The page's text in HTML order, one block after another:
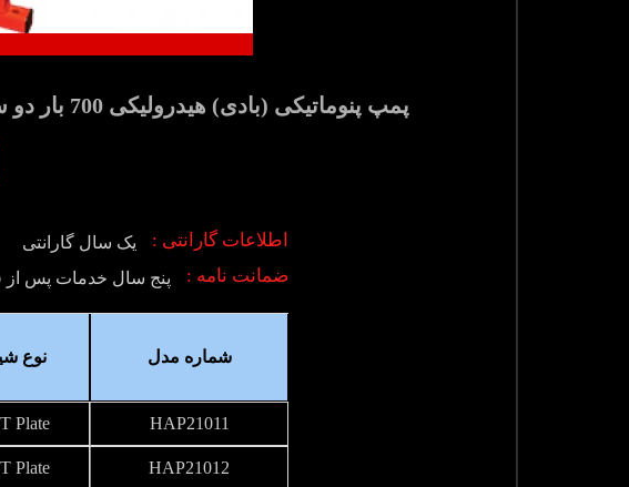
پمپ پنوماتیکی (بادی) هیدرولیکی 700 بار دو سرعته با شیر تنظیم فشار مدل HAP-Range ساخت هایفورس انگلستان
اطلاعات گارانتی : یک سال گارانتی
ضمانت نامه : پنج سال خدمات پس
شماره مدل نوع
HAP21011
Plate
HAP21012
Plate